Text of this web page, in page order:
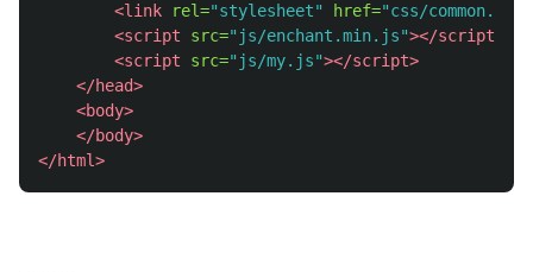
<link
rel="stylesheet" href="css/common.css"
<script src="js/enchant.min.js"></script>
<script src="js/my.js"></script>
</head>
<body>
</body>
</html>